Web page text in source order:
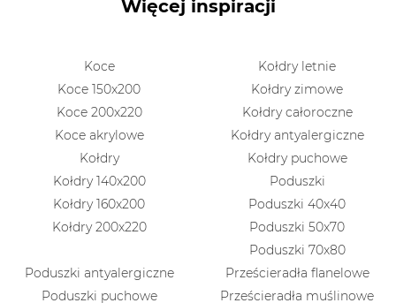
Więcej inspiracji
Koce
Koce 150x200
Koce 200x220
Koce akrylowe
Kołdry
Kołdry 140x200
Kołdry 160x200
Kołdry 200x220
Kołdry letnie
Kołdry zimowe
Kołdry całoroczne
Kołdry antyalergiczne
Kołdry puchowe
Poduszki
Poduszki 40x40
Poduszki 50x70
Poduszki 70x80
Poduszki antyalergiczne
Poduszki puchowe
Prześcieradła flanelowe
Prześcieradła muślinowe